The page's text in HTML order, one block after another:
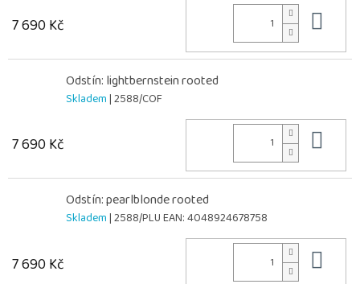
7 690 Kč
Odstín: lightbernstein rooted
Skladem| 2588/COF
7 690 Kč
Odstín: pearlblonde rooted
Skladem| 2588/PLUEAN:4048924678758
7 690 Kč